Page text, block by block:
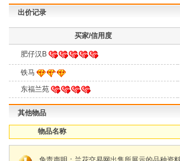
出价记录
买家/信用度
肥仔汉B
铁马
东福兰苑
其他物品
物品名称